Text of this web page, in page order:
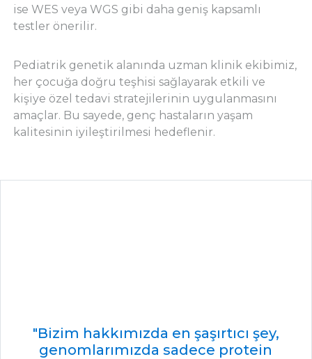
ise WES veya WGS gibi daha geniş kapsamlı
testler önerilir.
Pediatrik genetik alanında uzman klinik ekibimiz,
her çocuğa doğru teşhisi sağlayarak etkili ve
kişiye özel tedavi stratejilerinin uygulanmasını
amaçlar. Bu sayede, genç hastaların yaşam
kalitesinin iyileştirilmesi hedeflenir.
"Bizim hakkımızda en şaşırtıcı şey,
genomlarımızda sadece protein